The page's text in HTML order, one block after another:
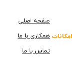
امکانات
صفحه اصلی
همکاری با ما
تماس با ما